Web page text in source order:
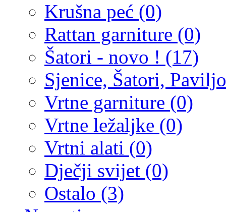
Krušna peć (0)
Rattan garniture (0)
Šatori - novo ! (17)
Sjenice, Šatori,
Vrtne garniture (0)
Vrtne ležaljke (0)
Vrtni alati (0)
Dječji svijet (0)
Ostalo (3)